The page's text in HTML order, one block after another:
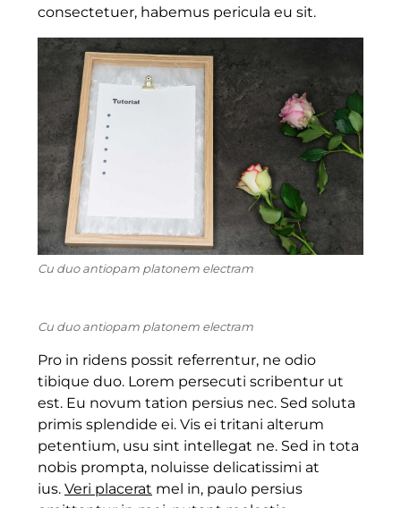
consectetuer, habemus pericula eu sit.
Cu duo antiopam platonem electram
Cu duo antiopam platonem electram
Pro in ridens possit referrentur, ne odio
tibique duo. Lorem persecuti scribentur ut
est. Eu novum tation persius nec. Sed soluta
primis splendide ei. Vis ei tritani alterum
petentium, usu sint intellegat ne. Sed in tota
nobis prompta, noluisse delicatissimi at
ius. Veri placerat mel in, paulo persius